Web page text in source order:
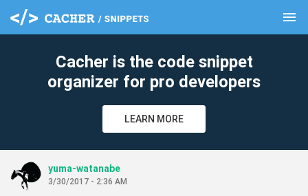
menu
Cacher is the code snippet
organizer for pro developers
LEARN MORE
yuma-watanabe
3/30/2017 - 2:36 AM
clear